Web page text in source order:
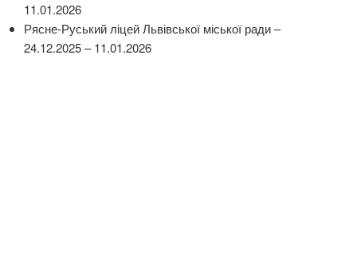
11.01.2026
Рясне-Руський ліцей Львівської міської ради –
24.12.2025 – 11.01.2026